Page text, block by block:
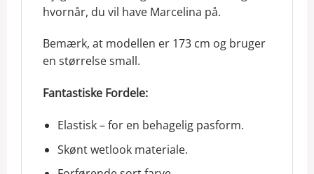
hvornår, du vil have Marcelina på.
Bemærk, at modellen er 173 cm og bruger
en størrelse small.
Fantastiske Fordele:
Elastisk – for en behagelig pasform.
Skønt wetlook materiale.